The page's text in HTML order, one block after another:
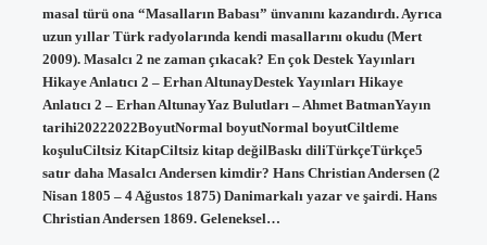
masal türü ona “Masalların Babası” ünvanını kazandırdı. Ayrıca
uzun yıllar Türk radyolarında kendi masallarını okudu (Mert
2009). Masalcı 2 ne zaman çıkacak? En çok Destek Yayınları
Hikaye Anlatıcı 2 – Erhan AltunayDestek Yayınları Hikaye
Anlatıcı 2 – Erhan AltunayYaz Bulutları – Ahmet BatmanYayın
tarihi20222022BoyutNormal boyutNormal boyutCiltleme
koşuluCiltsiz KitapCiltsiz kitap değilBaskı diliTürkçeTürkçe5
satır daha Masalcı Andersen kimdir? Hans Christian Andersen (2
Nisan 1805 – 4 Ağustos 1875) Danimarkalı yazar ve şairdi. Hans
Christian Andersen 1869. Geleneksel…